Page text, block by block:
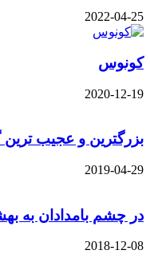
2022-04-25
کونوس
2020-12-19
بزرگترین و عجیب ترین
2019-04-29
در چشم بامدادان به
2018-12-08